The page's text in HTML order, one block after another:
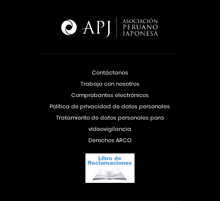
Contáctanos
Trabaja con nosotros
Comprobantes electrónicos
Política de privacidad de datos personales
Tratamiento de datos personales para
videovigilancia
Derechos ARCO